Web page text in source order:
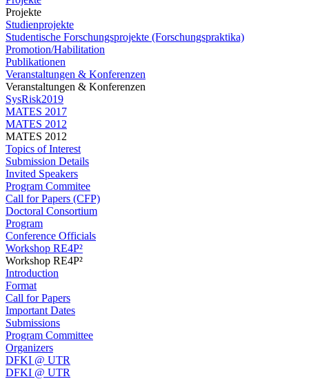
Projekte
Studienprojekte
Studentische Forschungsprojekte (Forschungspraktika)
Promotion/Habilitation
Publikationen
Veranstaltungen & Konferenzen
Veranstaltungen & Konferenzen
SysRisk2019
MATES 2017
MATES 2012
MATES 2012
Topics of Interest
Submission Details
Invited Speakers
Program Commitee
Call for Papers (CFP)
Doctoral Consortium
Program
Conference Officials
Workshop RE4P²
Workshop RE4P²
Introduction
Format
Call for Papers
Important Dates
Submissions
Program Committee
Organizers
DFKI @ UTR
DFKI @ UTR